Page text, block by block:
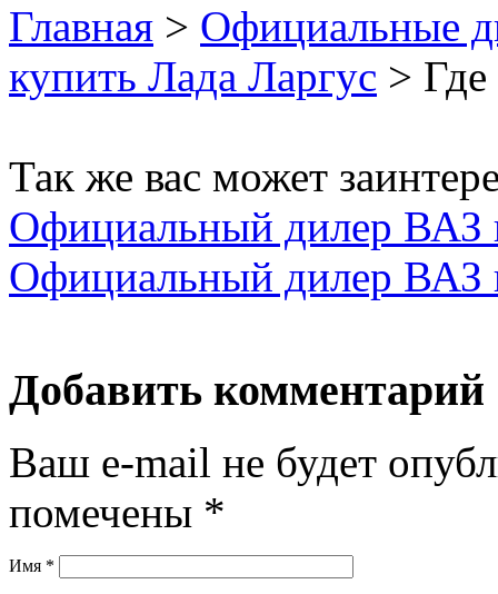
Главная > Официальные
купить Лада Ларгус >
Так же вас может
Официальный дилер ВАЗ
Официальный дилер ВАЗ
Добавить комментарий
Ваш e-mail не будет
помечены *
Имя *